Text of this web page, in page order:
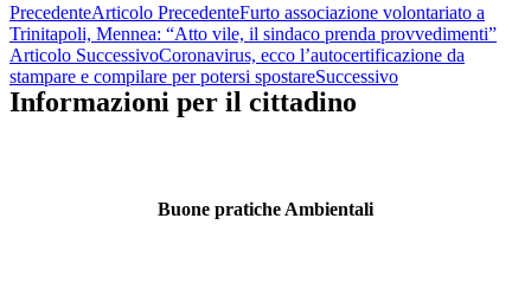
PrecedenteArticolo PrecedenteFurto associazione volontariato a
Trinitapoli, Mennea: “Atto vile, il sindaco prenda provvedimenti”
Articolo SuccessivoCoronavirus, ecco l’autocertificazione da
stampare e compilare per potersi spostareSuccessivo
Informazioni per il cittadino
Buone pratiche Ambientali